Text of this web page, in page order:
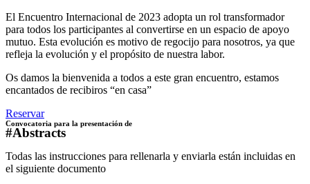
El Encuentro Internacional de 2023 adopta un rol transformador
para todos los participantes al convertirse en un espacio de apoyo
mutuo. Esta evolución es motivo de regocijo para nosotros, ya que
refleja la evolución y el propósito de nuestra labor.
Os damos la bienvenida a todos a este gran encuentro, estamos
encantados de recibiros “en casa”
Reservar
Convocatoria para la presentación de
#Abstracts
Todas las instrucciones para rellenarla y enviarla están incluidas en
el siguiente documento